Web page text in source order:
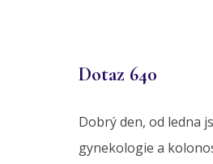
Dotaz 640
Dobrý den, od ledna
gynekologie a